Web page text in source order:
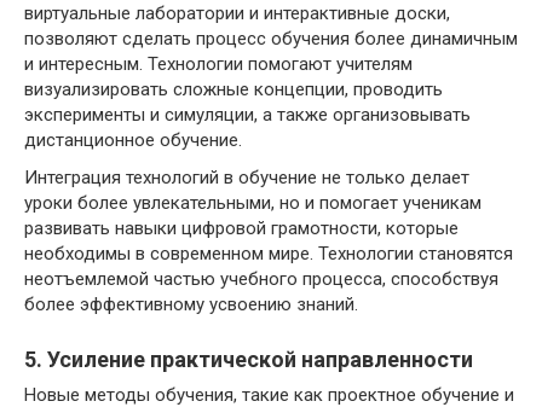
виртуальные лаборатории и интерактивные доски,
позволяют сделать процесс обучения более динамичным
и интересным. Технологии помогают учителям
визуализировать сложные концепции, проводить
эксперименты и симуляции, а также организовывать
дистанционное обучение.
Интеграция технологий в обучение не только делает
уроки более увлекательными, но и помогает ученикам
развивать навыки цифровой грамотности, которые
необходимы в современном мире. Технологии становятся
неотъемлемой частью учебного процесса, способствуя
более эффективному усвоению знаний.
5. Усиление практической направленности
Новые методы обучения, такие как проектное обучение и